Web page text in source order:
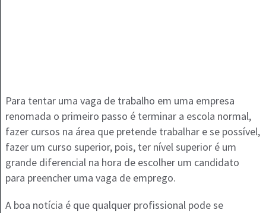
Para tentar uma vaga de trabalho em uma empresa
renomada o primeiro passo é terminar a escola normal,
fazer cursos na área que pretende trabalhar e se possível,
fazer um curso superior, pois, ter nível superior é um
grande diferencial na hora de escolher um candidato
para preencher uma vaga de emprego.
A boa notícia é que qualquer profissional pode se